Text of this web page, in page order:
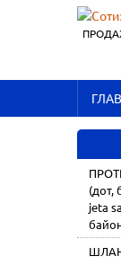
(дот,
jeta